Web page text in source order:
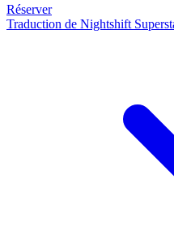
Réserver
Traduction de Nightshift